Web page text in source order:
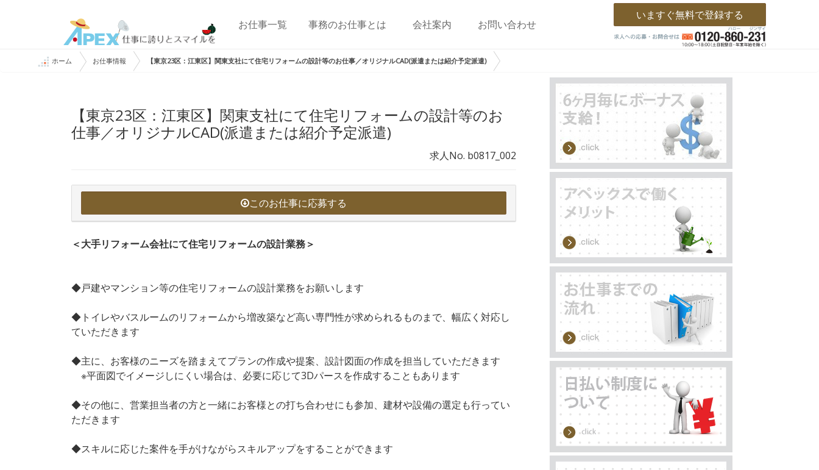
お仕事一覧 事務のお仕事とは 会社案内 お問い合わせ
いますぐ無料で登録する
ホーム お仕事情報 【東京23区：江東区】関東支社にて住宅リフォームの設計等のお仕事／オリジナルCAD(派遣または紹介予定派遣)
【東京23区：江東区】関東支社にて住宅リフォームの設計等のお
仕事／オリジナルCAD(派遣または紹介予定派遣)
求人No. b0817_002
このお仕事に応募する
＜大手リフォーム会社にて住宅リフォームの設計業務＞
◆戸建やマンション等の住宅リフォームの設計業務をお願いします
◆トイレやバスルームのリフォームから増改築など高い専門性が求められるものまで、幅広く対応し
ていただきます
◆主に、お客様のニーズを踏まえてプランの作成や提案、設計図面の作成を担当していただきます
※平面図でイメージしにくい場合は、必要に応じて3Dパースを作成することもあります
◆その他に、営業担当者の方と一緒にお客様との打ち合わせにも参加、建材や設備の選定も行ってい
ただきます
◆スキルに応じた案件を手がけながらスキルアップをすることができます